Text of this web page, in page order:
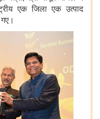
एक जिला एक उत्पाद